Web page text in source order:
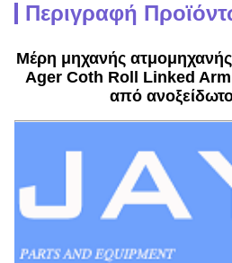
Περιγραφή
Μέρη μηχανής
Ager Coth Roll Linked
από